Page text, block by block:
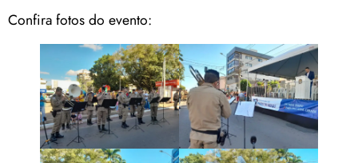
Confira fotos do evento: